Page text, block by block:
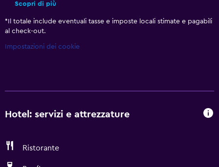
Scopri di più
* Il totale include eventuali tasse e imposte locali stimate e pagabili
al check-out.
Impostazioni dei cookie
Hotel: servizi e attrezzature
Ristorante